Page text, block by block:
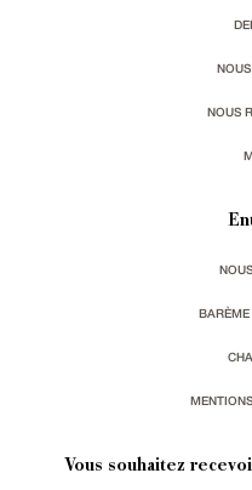
NOUS
Vous souhaitez